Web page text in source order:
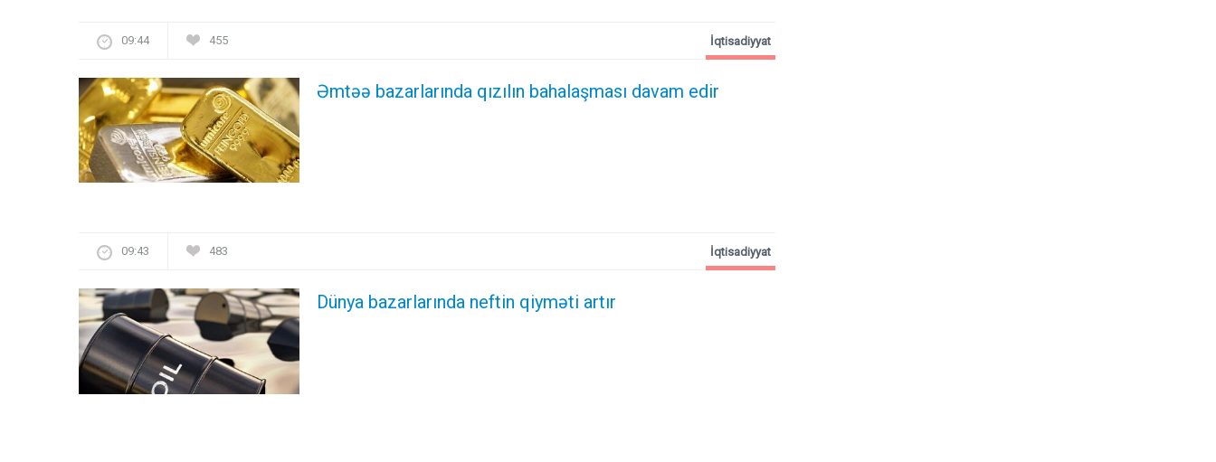
09:44 455
Əmtəə bazarlarında qızılın bahalaşması davam edir
İqtisadiyyat
09:43 483
Dünya bazarlarında neftin qiyməti artır
İqtisadiyyat